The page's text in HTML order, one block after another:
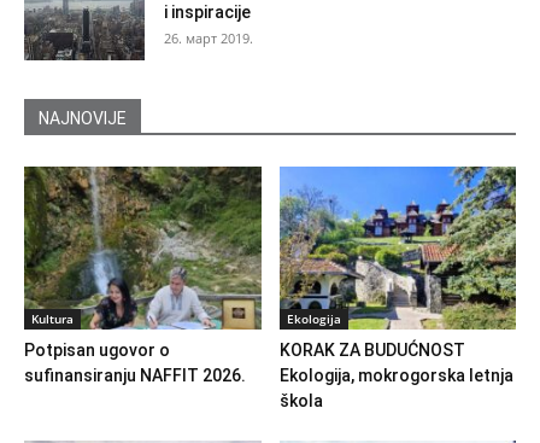
i inspiracije
26. март 2019.
NAJNOVIJE
Kultura
Potpisan ugovor o
sufinansiranju NAFFIT 2026.
Ekologija
KORAK ZA BUDUĆNOST
Ekologija, mokrogorska letnja
škola